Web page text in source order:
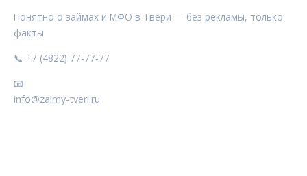
Понятно о займах и МФО в Твери — без рекламы, только
факты
📞 +7 (4822) 77-77-77
📧
info@zaimy-tveri.ru